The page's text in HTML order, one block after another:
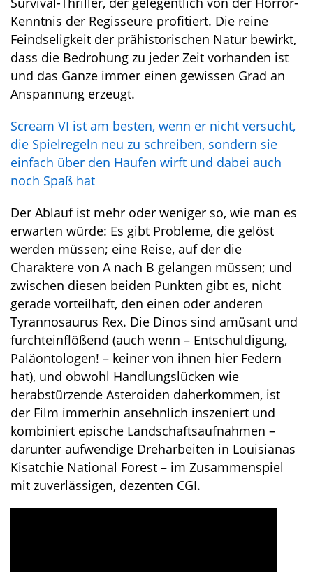
Kenntnis der Regisseure profitiert. Die reine
Feindseligkeit der prähistorischen Natur bewirkt,
dass die Bedrohung zu jeder Zeit vorhanden ist
und das Ganze immer einen gewissen Grad an
Anspannung erzeugt.
Scream VI ist am besten, wenn er nicht versucht,
die Spielregeln neu zu schreiben, sondern sie
einfach über den Haufen wirft und dabei auch
noch Spaß hat
Der Ablauf ist mehr oder weniger so, wie man es
erwarten würde: Es gibt Probleme, die gelöst
werden müssen; eine Reise, auf der die
Charaktere von A nach B gelangen müssen; und
zwischen diesen beiden Punkten gibt es, nicht
gerade vorteilhaft, den einen oder anderen
Tyrannosaurus Rex. Die Dinos sind amüsant und
furchteinflößend (auch wenn – Entschuldigung,
Paläontologen! – keiner von ihnen hier Federn
hat), und obwohl Handlungslücken wie
herabstürzende Asteroiden daherkommen, ist
der Film immerhin ansehnlich inszeniert und
kombiniert epische Landschaftsaufnahmen –
darunter aufwendige Dreharbeiten in Louisianas
Kisatchie National Forest – im Zusammenspiel
mit zuverlässigen, dezenten CGI.